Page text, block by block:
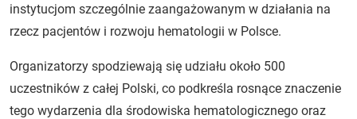
instytucjom szczególnie zaangażowanym w działania na
rzecz pacjentów i rozwoju hematologii w Polsce.
Organizatorzy spodziewają się udziału około 500
uczestników z całej Polski, co podkreśla rosnące znaczenie
tego wydarzenia dla środowiska hematologicznego oraz